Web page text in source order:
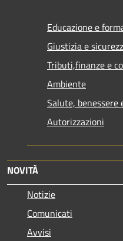
Educazione e
Giustizia e
Tributi,finanze e
Ambiente
Salute, benessere
Autorizzazioni
NOVITÀ
Notizie
Comunicati
Avvisi